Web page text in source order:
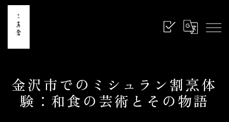
金沢市でのミシュラン割烹体
験：和食の芸術とその物語